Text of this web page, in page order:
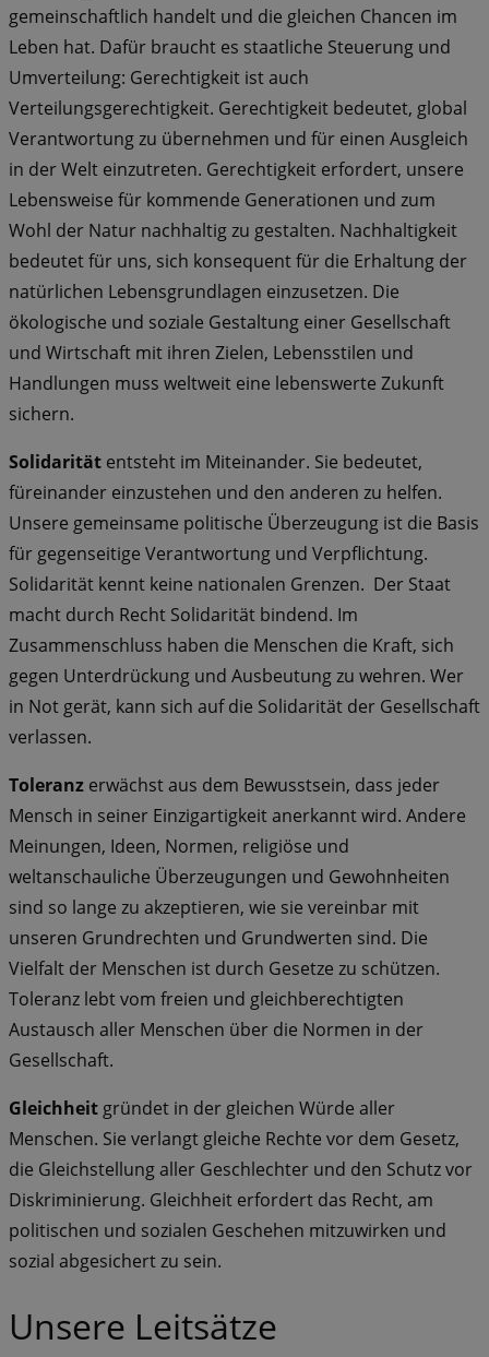
gemeinschaftlich handelt und die gleichen Chancen im
Leben hat. Dafür braucht es staatliche Steuerung und
Umverteilung: Gerechtigkeit ist auch
Verteilungsgerechtigkeit. Gerechtigkeit bedeutet, global
Verantwortung zu übernehmen und für einen Ausgleich
in der Welt einzutreten. Gerechtigkeit erfordert, unsere
Lebensweise für kommende Generationen und zum
Wohl der Natur nachhaltig zu gestalten. Nachhaltigkeit
bedeutet für uns, sich konsequent für die Erhaltung der
natürlichen Lebensgrundlagen einzusetzen. Die
ökologische und soziale Gestaltung einer Gesellschaft
und Wirtschaft mit ihren Zielen, Lebensstilen und
Handlungen muss weltweit eine lebenswerte Zukunft
sichern.
Solidarität entsteht im Miteinander. Sie bedeutet,
füreinander einzustehen und den anderen zu helfen.
Unsere gemeinsame politische Überzeugung ist die Basis
für gegenseitige Verantwortung und Verpflichtung.
Solidarität kennt keine nationalen Grenzen. Der Staat
macht durch Recht Solidarität bindend. Im
Zusammenschluss haben die Menschen die Kraft, sich
gegen Unterdrückung und Ausbeutung zu wehren. Wer
in Not gerät, kann sich auf die Solidarität der Gesellschaft
verlassen.
Toleranz erwächst aus dem Bewusstsein, dass jeder
Mensch in seiner Einzigartigkeit anerkannt wird. Andere
Meinungen, Ideen, Normen, religiöse und
weltanschauliche Überzeugungen und Gewohnheiten
sind so lange zu akzeptieren, wie sie vereinbar mit
unseren Grundrechten und Grundwerten sind. Die
Vielfalt der Menschen ist durch Gesetze zu schützen.
Toleranz lebt vom freien und gleichberechtigten
Austausch aller Menschen über die Normen in der
Gesellschaft.
Gleichheit gründet in der gleichen Würde aller
Menschen. Sie verlangt gleiche Rechte vor dem Gesetz,
die Gleichstellung aller Geschlechter und den Schutz vor
Diskriminierung. Gleichheit erfordert das Recht, am
politischen und sozialen Geschehen mitzuwirken und
sozial abgesichert zu sein.
Unsere Leitsätze